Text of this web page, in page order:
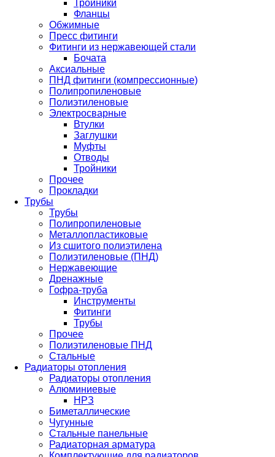
Тройники
Фланцы
Обжимные
Пресс фитинги
Фитинги из нержавеющей стали
Бочата
Аксиальные
ПНД фитинги (компрессионные)
Полипропиленовые
Полиэтиленовые
Электросварные
Втулки
Заглушки
Муфты
Отводы
Тройники
Прочее
Прокладки
Трубы
Трубы
Полипропиленовые
Металлопластиковые
Из сшитого полиэтилена
Полиэтиленовые (ПНД)
Нержавеющие
Дренажные
Гофра-труба
Инструменты
Фитинги
Трубы
Прочее
Полиэтиленовые ПНД
Стальные
Радиаторы отопления
Радиаторы отопления
Алюминиевые
НРЗ
Биметаллические
Чугунные
Стальные панельные
Радиаторная арматура